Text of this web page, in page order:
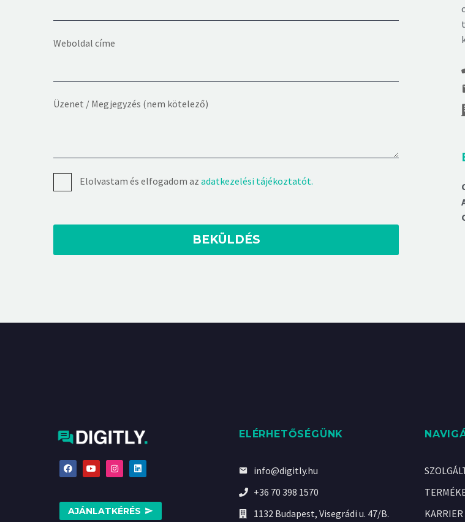
Weboldal címe
Üzenet / Megjegyzés (nem kötelező)
Elolvastam és elfogadom az adatkezelési tájékoztatót.
AJÁNLATKÉRÉS
ELÉRHETŐSÉGÜNK
info@digitly.hu
+36 70 398 1570
1132 Budapest, Visegrádi u. 47/B.
KARRIER